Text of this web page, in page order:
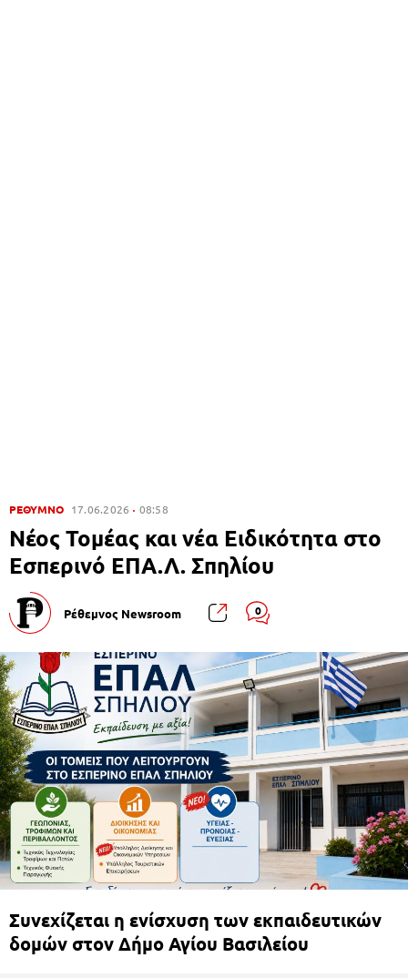
ΡΕΘΥΜΝΟ 17.06.2026 08:58
Νέος Τομέας και νέα Ειδικότητα στο
Εσπερινό ΕΠΑ.Λ. Σπηλίου
Ρέθεμνος Newsroom 0
Συνεχίζεται η ενίσχυση των εκπαιδευτικών
δομών στον Δήμο Αγίου Βασιλείου